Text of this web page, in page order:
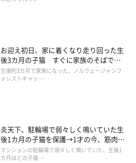
お迎え初日、家に着くなり走り回った生
後3カ月の子猫 すぐに家族のそばで落
ち着く姿に「迎えてよかった」
生後約3カ月で家族になった、ノルウェージャンフ
ォレストキャッ …
炎天下、駐輪場で弱々しく鳴いていた生
後1カ月の子猫を保護→1才の今、筋肉質
でツンデレなコに成長
マンションの駐輪場で弱々しく鳴いていた、生後1
カ月ほどの子猫 …